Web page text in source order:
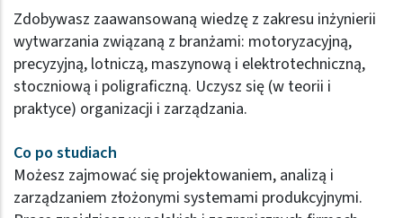
Zdobywasz zaawansowaną wiedzę z zakresu inżynierii
wytwarzania związaną z branżami: motoryzacyjną,
precyzyjną, lotniczą, maszynową i elektrotechniczną,
stoczniową i poligraficzną. Uczysz się (w teorii i
praktyce) organizacji i zarządzania.
Co po studiach
Możesz zajmować się projektowaniem, analizą i
zarządzaniem złożonymi systemami produkcyjnymi.